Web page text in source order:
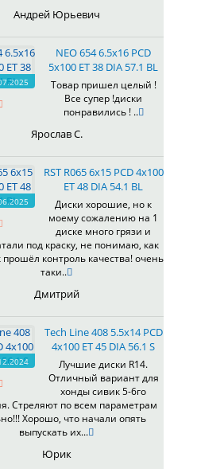
Андрей Юрьевич
NEO 654 6.5x16 PCD
5x100 ET 38 DIA 57.1 BL
Товар пришел целый !
Все супер !диски
понравились ! ..
Ярослав С.
RST R065 6x15 PCD 4x100
ET 48 DIA 54.1 BL
Диски хорошие, но к
моему сожалению на 1
диске много грязи и
под краску, не понимаю, как
прошёл контроль качества! очень
таки..
Дмитрий
Tech Line 408 5.5x14 PCD
4x100 ET 45 DIA 56.1 S
Лучшие диски R14.
Отличный вариант для
хонды сивик 5-6го
Стреляют по всем параметрам
Хорошо, что начали опять
выпускать их...
Юрик